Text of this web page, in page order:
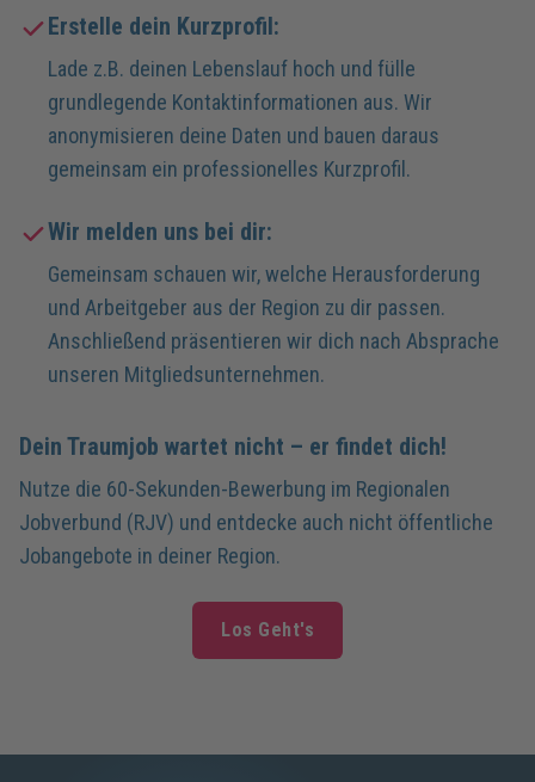
Erstelle dein Kurzprofil:
Lade z.B. deinen Lebenslauf hoch und fülle
grundlegende Kontaktinformationen aus. Wir
anonymisieren deine Daten und bauen daraus
gemeinsam ein professionelles Kurzprofil.
Wir melden uns bei dir:
Gemeinsam schauen wir, welche Herausforderung
und Arbeitgeber aus der Region zu dir passen.
Anschließend präsentieren wir dich nach Absprache
unseren Mitgliedsunternehmen.
Dein Traumjob wartet nicht – er findet dich!
Nutze die 60-Sekunden-Bewerbung im Regionalen
Jobverbund (RJV) und entdecke auch nicht öffentliche
Jobangebote in deiner Region.
Los Geht's